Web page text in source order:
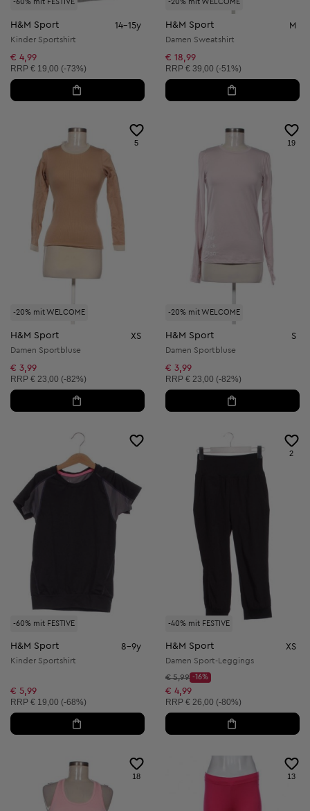
-60% mit FESTIVE
H&M Sport 14-15y
Kinder Sportshirt
€ 4,99
Unverbindliche Preisempfehlung:
RRP € 19,00 (-73%)
-20% mit WELCOME
H&M Sport M
Damen Sweatshirt
€ 18,99
Unverbindliche Preisempfehlung:
RRP € 39,00 (-51%)
-20% mit WELCOME
5
H&M Sport XS
Damen Sportbluse
€ 3,99
Unverbindliche Preisempfehlung:
RRP € 23,00 (-82%)
-20% mit WELCOME
19
H&M Sport S
Damen Sportbluse
€ 3,99
Unverbindliche Preisempfehlung:
RRP € 23,00 (-82%)
-60% mit FESTIVE
H&M Sport 8-9y
Kinder Sportshirt
€ 5,99
Unverbindliche Preisempfehlung:
RRP € 19,00 (-68%)
-40% mit FESTIVE
2
H&M Sport XS
Damen Sport-Leggings
Startpreis:
€ 5,99
Discount Price:
-16%
Reduzierter Preis:
€ 4,99
Unverbindliche Preisempfehlung:
RRP € 26,00 (-80%)
18 13